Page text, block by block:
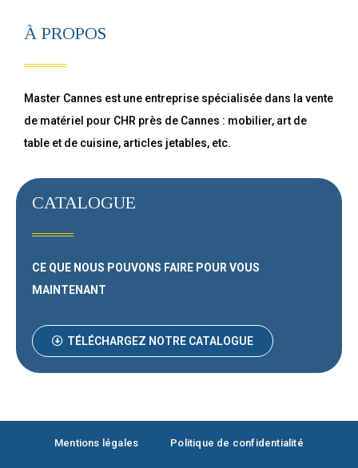
À PROPOS
Master Cannes est une entreprise spécialisée dans la vente
de matériel pour CHR près de Cannes : mobilier, art de
table et de cuisine, articles jetables, etc.
CATALOGUE
CE QUE NOUS POUVONS FAIRE POUR VOUS
MAINTENANT
TÉLÉCHARGEZ NOTRE CATALOGUE
Mentions légales Politique de confidentialité